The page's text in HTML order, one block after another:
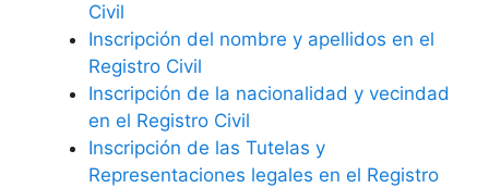
Civil
Inscripción del nombre y apellidos en el
Registro Civil
Inscripción de la nacionalidad y vecindad
en el Registro Civil
Inscripción de las Tutelas y
Representaciones legales en el Registro